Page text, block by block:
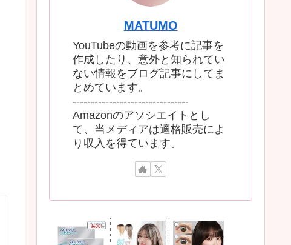
MATUMO
YouTubeの動画を参考に記事を
作成したり、意外と知られてい
ない情報をブログ記事にしてま
とめています。
--------------------------------
Amazonのアソシエイトとし
て、当メディアは適格販売によ
り収入を得ています。